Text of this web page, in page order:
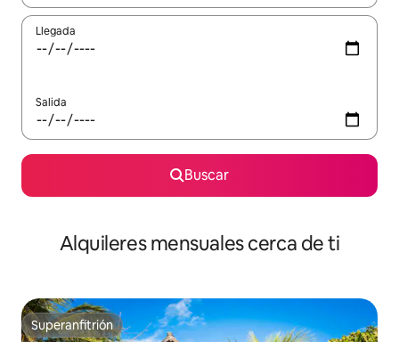
Llegada
Salida
Buscar
Alquileres mensuales cerca de ti
Superanfitrión
Superanfitrión